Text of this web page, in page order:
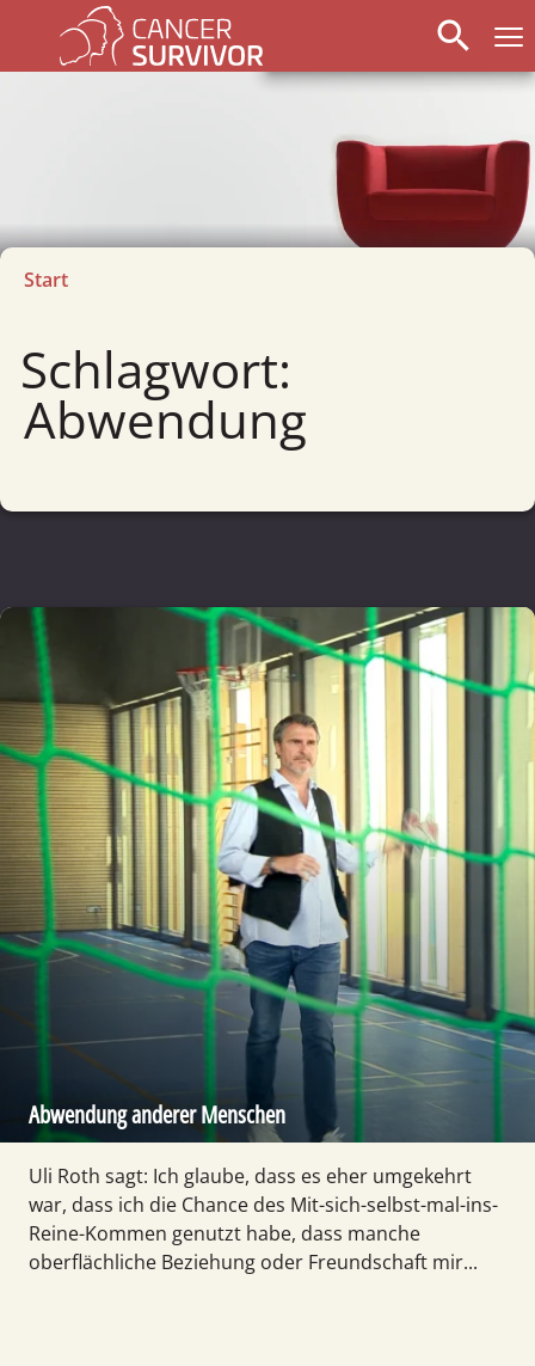
search
Start
Schlagwort:
Abwendung
Abwendung anderer Menschen
Uli Roth sagt: Ich glaube, dass es eher umgekehrt
war, dass ich die Chance des Mit-sich-selbst-mal-ins-
Reine-Kommen genutzt habe, dass manche
oberflächliche Beziehung oder Freundschaft mir...